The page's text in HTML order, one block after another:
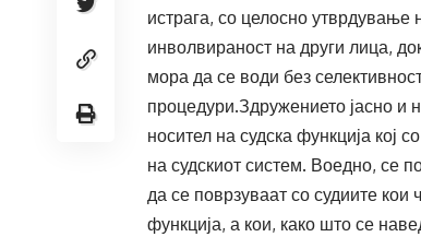
истрага, со целосно утврдување
инволвираност на други лица,
мора да се води без
процедури.Здружението јасно и
носител на судска функција кој
на судскиот систем. Воедно, се
да се поврзуваат со судиите
функција, а кои, како што се